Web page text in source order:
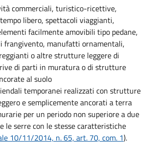
commerciali, turistico-ricettive,
libero, spettacoli viaggianti,
facilmente amovibili tipo pedane,
frangivento, manufatti ornamentali,
o altre strutture leggere di
di parti in muratura o di strutture
al suolo
temporanei realizzati con strutture
e semplicemente ancorati a terra
per un periodo non superiore a due
le serre con le stesse caratteristiche
10/11/2014, n. 65, art. 70, com. 1).